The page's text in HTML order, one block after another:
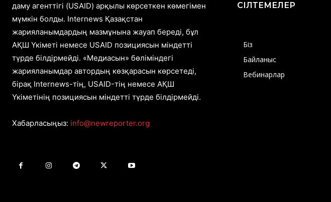
даму агенттігі (USAID) арқылы көрсеткен көмегімен
мүмкін болды. Internews Қазақстан
жарияланымдардың мазмұнына жауап береді, бұл
АҚШ Үкіметі немесе USAID позициясын міндетті
түрде білдірмейді. «Медиасын» бөліміндегі
жарияланымдар автордың көзқарасын көрсетеді,
бірақ Internews-тің, USAID-тің немесе АҚШ
Үкіметінің позициясын міндетті түрде білдірмейді.
Хабарласыңыз: info@newreporter.org
СІЛТЕМЕЛЕР
Біз
Байланыс
Вебинарлар